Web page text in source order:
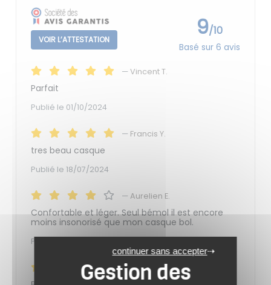
VOIR L’ATTESTATION 9/10
Basé sur 6 avis
—Vincent T.
Parfait
Publié le 01/10/2024
— Francis Y.
tres beau casque
Publié le 18/07/2024
—Aurelien E.
Confortable et léger. Seul bémol il est encore
moins insonorisé que mon casque bol.
Publié le 17/02/2024
—José T.
continuer sans accepter